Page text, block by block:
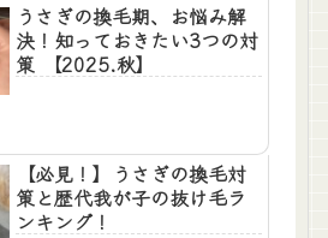
うさぎの換毛期、お悩み解
決！知っておきたい3つの対
策 【2025.秋】
【必見！】うさぎの換毛対
策と歴代我が子の抜け毛ラ
ンキング！